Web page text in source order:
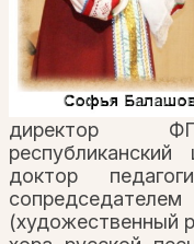
директор
доктор
(художественный